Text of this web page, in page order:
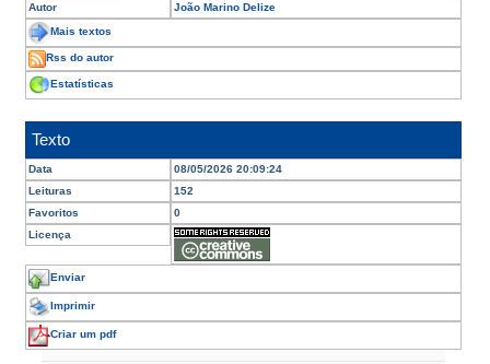
Autor João Marino Delize
Mais textos
Rss do autor
Estatísticas
Texto
Data
08/05/2026 20:09:24
Leituras
152
Favoritos
0
Licença
Enviar
Imprimir
Criar um pdf